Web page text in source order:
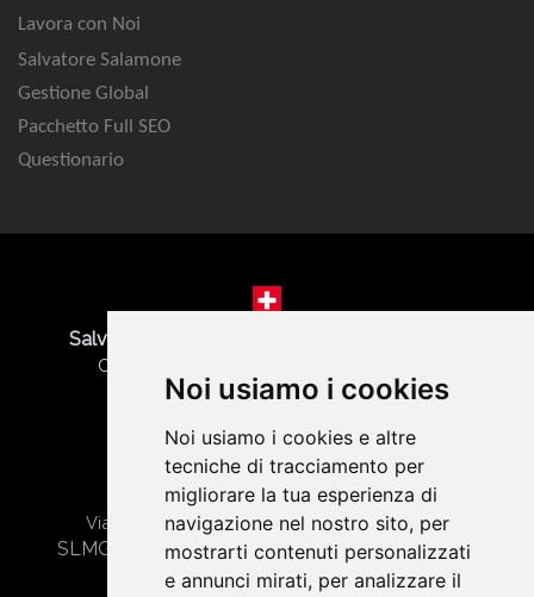
Noi usiamo i cookies
Noi usiamo i cookies e altre
tecniche di tracciamento per
migliorare la tua esperienza di
navigazione nel nostro sito, per
mostrarti contenuti personalizzati
e annunci mirati, per analizzare il
Lavora con Noi
Salvatore Salamone
Gestione Global
Pacchetto Full SEO
Questionario
Salvatore Salamone | SEO Marketing Agency
Corso San Gottardo 84 - 6830 Chiasso CH
CHE-478.689.205 | Tel. +41 76 568 29 58
Gabriele Salamone | Web Agency Torino
Via Giuseppe Verdi, 20 - 10042 Nichelino (TO)
SLMGRL01E28L219G - Part. IVA 12628900016
Codice univoco: N92GLON